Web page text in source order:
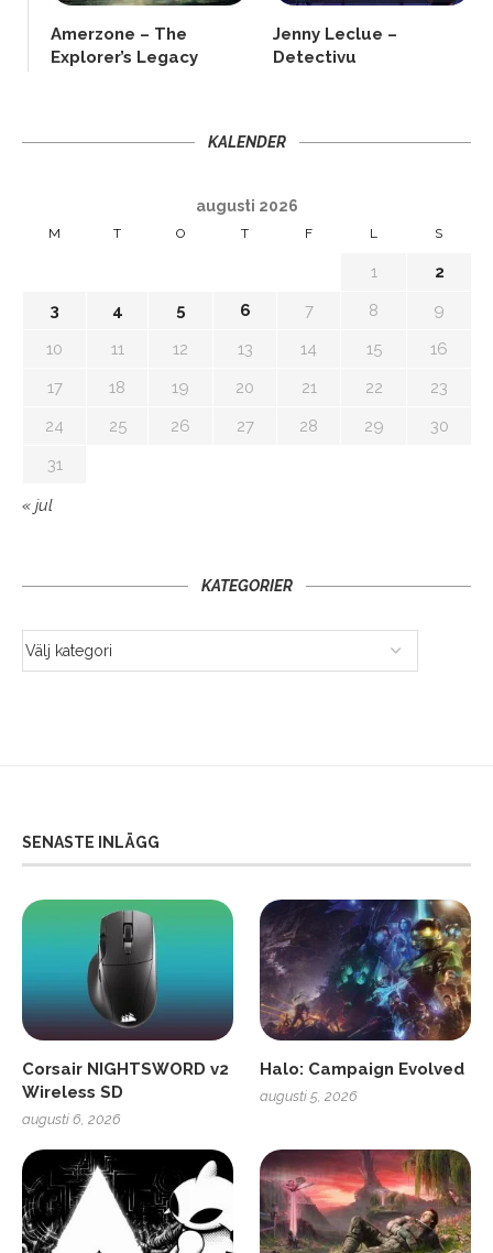
Amerzone – The
Explorer’s Legacy
Jenny Leclue –
Detectivu
KALENDER
augusti 2026
M T O T F L S
1
2
3
4 5 6 7 8
9
10
11 12 13 14 15
16
17
18 19 20 21 22
23
24
25 26 27 28 29
30
31
« jul
KATEGORIER
SENASTE INLÄGG
Corsair NIGHTSWORD v2
Wireless SD
augusti 6, 2026
Halo: Campaign Evolved
augusti 5, 2026